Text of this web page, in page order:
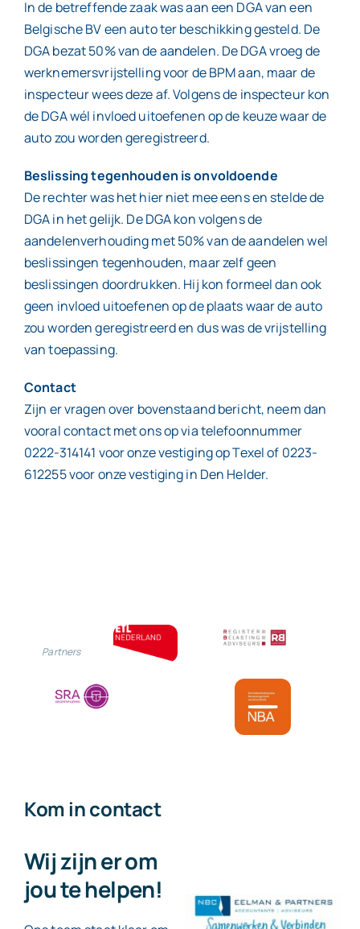
In de betreffende zaak was aan een DGA van een
Belgische BV een auto ter beschikking gesteld. De
DGA bezat 50% van de aandelen. De DGA vroeg de
werknemersvrijstelling voor de BPM aan, maar de
inspecteur wees deze af. Volgens de inspecteur kon
de DGA wél invloed uitoefenen op de keuze waar de
auto zou worden geregistreerd.
Beslissing tegenhouden is onvoldoende
De rechter was het hier niet mee eens en stelde de
DGA in het gelijk. De DGA kon volgens de
aandelenverhouding met 50% van de aandelen wel
beslissingen tegenhouden, maar zelf geen
beslissingen doordrukken. Hij kon formeel dan ook
geen invloed uitoefenen op de plaats waar de auto
zou worden geregistreerd en dus was de vrijstelling
van toepassing.
Contact
Zijn er vragen over bovenstaand bericht, neem dan
vooral contact met ons op via telefoonnummer
0222-314141 voor onze vestiging op Texel of 0223-
612255 voor onze vestiging in Den Helder.
Partners
Kom in contact
Wij zijn er om
jou te helpen!